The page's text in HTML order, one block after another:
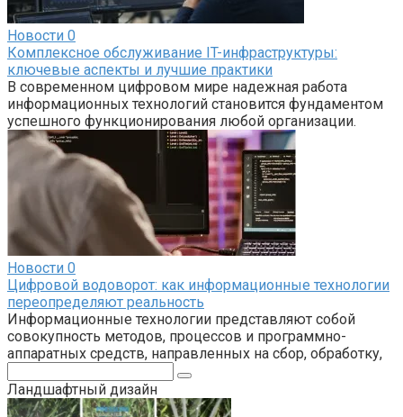
Новости 0
Комплексное обслуживание IT-инфраструктуры:
ключевые аспекты и лучшие практики
В современном цифровом мире надежная работа
информационных технологий становится фундаментом
успешного функционирования любой организации.
Новости 0
Цифровой водоворот: как информационные технологии
переопределяют реальность
Информационные технологии представляют собой
совокупность методов, процессов и программно-
аппаратных средств, направленных на сбор, обработку,
Ландшафтный дизайн